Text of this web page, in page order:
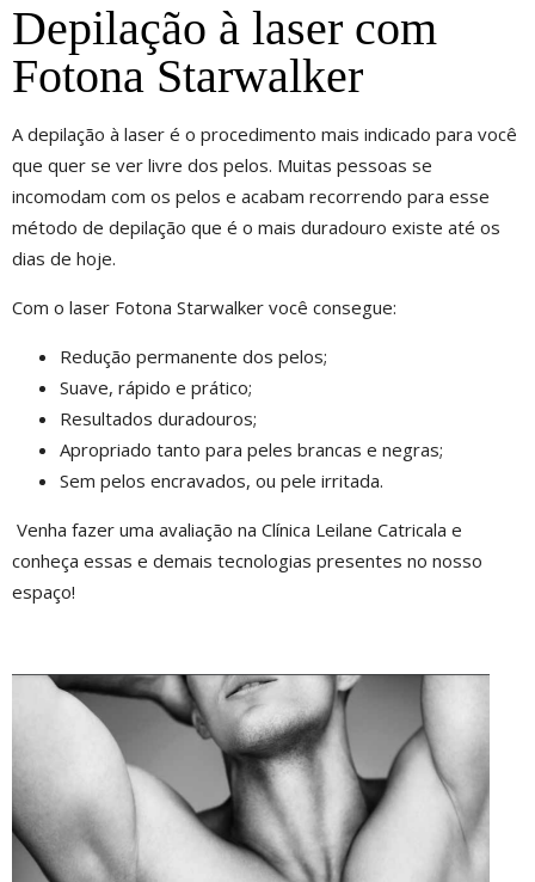
Depilação à laser com
Fotona Starwalker
A depilação à laser é o procedimento mais indicado para você
que quer se ver livre dos pelos. Muitas pessoas se
incomodam com os pelos e acabam recorrendo para esse
método de depilação que é o mais duradouro existe até os
dias de hoje.
Com o laser Fotona Starwalker você consegue:
Redução permanente dos pelos;
Suave, rápido e prático;
Resultados duradouros;
Apropriado tanto para peles brancas e negras;
Sem pelos encravados, ou pele irritada.
Venha fazer uma avaliação na Clínica Leilane Catricala e
conheça essas e demais tecnologias presentes no nosso
espaço!